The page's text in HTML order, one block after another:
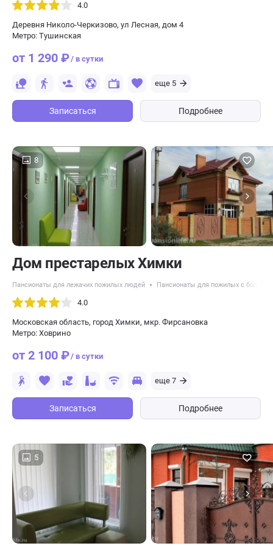
4.0
Деревня Николо-Черкизово, ул Лесная, дом 4
Метро: Тушинская
от 1 290 ₽/ в сутки
еще 5
Записаться Подробнее
8
Дом престарелых Химки
Пансионаты для лежачих пожилых людей Пансионаты для пожилых с
4.0
Московская область, город Химки, мкр. Фирсановка
Метро: Ховрино
от 2 100 ₽/ в сутки
еще 7
Записаться Подробнее
5